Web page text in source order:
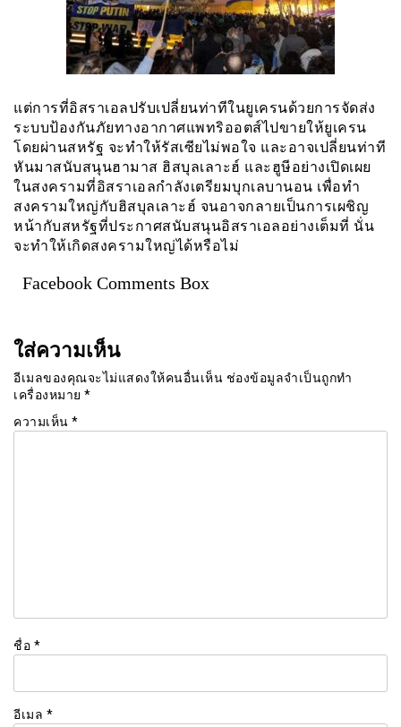
แต่การที่อิสราเอลปรับเปลี่ยนท่าทีในยูเครนด้วยการจัดส่ง
ระบบป้องกันภัยทางอากาศแพทริออตส์ไปขายให้ยูเครน
โดยผ่านสหรัฐ จะทำให้รัสเซียไม่พอใจ และอาจเปลี่ยนท่าที
หันมาสนับสนุนฮามาส ฮิสบุลเลาะฮ์ และฮูษีอย่างเปิดเผย
ในสงครามที่อิสราเอลกำลังเตรียมบุกเลบานอน เพื่อทำ
สงครามใหญ่กับฮิสบุลเลาะฮ์ จนอาจกลายเป็นการเผชิญ
หน้ากับสหรัฐที่ประกาศสนับสนุนอิสราเอลอย่างเต็มที่ นั่น
จะทำให้เกิดสงครามใหญ่ได้หรือไม่
Facebook Comments Box
ใส่ความเห็น
อีเมลของคุณจะไม่แสดงให้คนอื่นเห็น ช่องข้อมูลจำเป็นถูกทำ
เครื่องหมาย *
ความเห็น *
ชื่อ *
อีเมล *